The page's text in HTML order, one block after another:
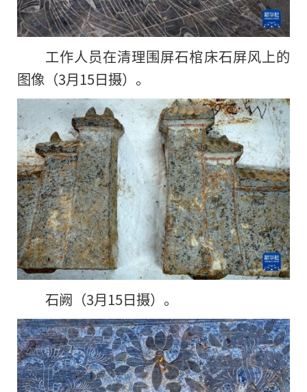
工作人员在清理围屏石棺床石屏风上的
图像（3月15日摄）。
石阙（3月15日摄）。